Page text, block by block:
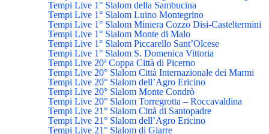
Tempi Live 1° Slalom della Sambucina
Tempi Live 1° Slalom Luino Montegrino
Tempi Live 1° Slalom Miniera Cozzo Disi-Casteltermini
Tempi Live 1° Slalom Monte di Malo
Tempi Live 1° Slalom Piccarello Sant’Olcese
Tempi Live 1° Slalom S. Domenica Vittoria
Tempi Live 20ª Coppa Città di Picerno
Tempi Live 20° Slalom Città Internazionale dei Marmi
Tempi Live 20° Slalom dell’Agro Ericino
Tempi Live 20° Slalom Monte Condrò
Tempi Live 20° Slalom Torregrotta – Roccavaldina
Tempi Live 21° Slalom Città di Santopadre
Tempi Live 21° Slalom dell’Agro Ericino
Tempi Live 21° Slalom di Giarre